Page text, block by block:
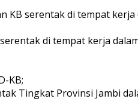
KB serentak di tempat
di tempat kerja
KB;
Tingkat Provinsi Jambi